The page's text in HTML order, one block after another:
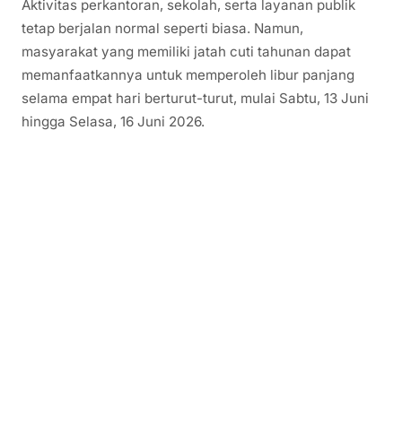
Aktivitas perkantoran, sekolah, serta layanan publik
tetap berjalan normal seperti biasa. Namun,
masyarakat yang memiliki jatah cuti tahunan dapat
memanfaatkannya untuk memperoleh libur panjang
selama empat hari berturut-turut, mulai Sabtu, 13 Juni
hingga Selasa, 16 Juni 2026.